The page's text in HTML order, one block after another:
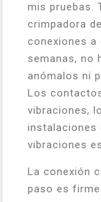
mis pruebas.
crimpadora
conexiones a
semanas, no
anómalos ni
Los
vibraciones,
instalaciones
vibraciones
La conexión
paso es firme